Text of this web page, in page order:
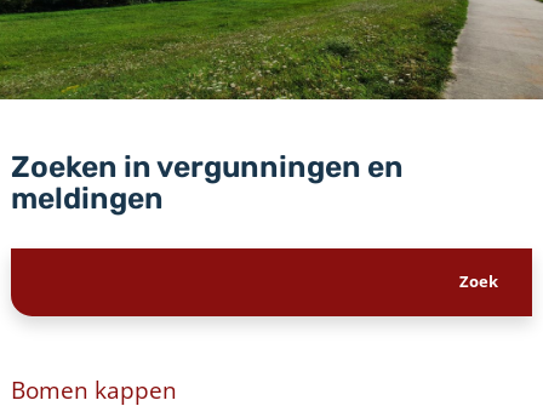
Zoeken in vergunningen en
meldingen
Bomen kappen